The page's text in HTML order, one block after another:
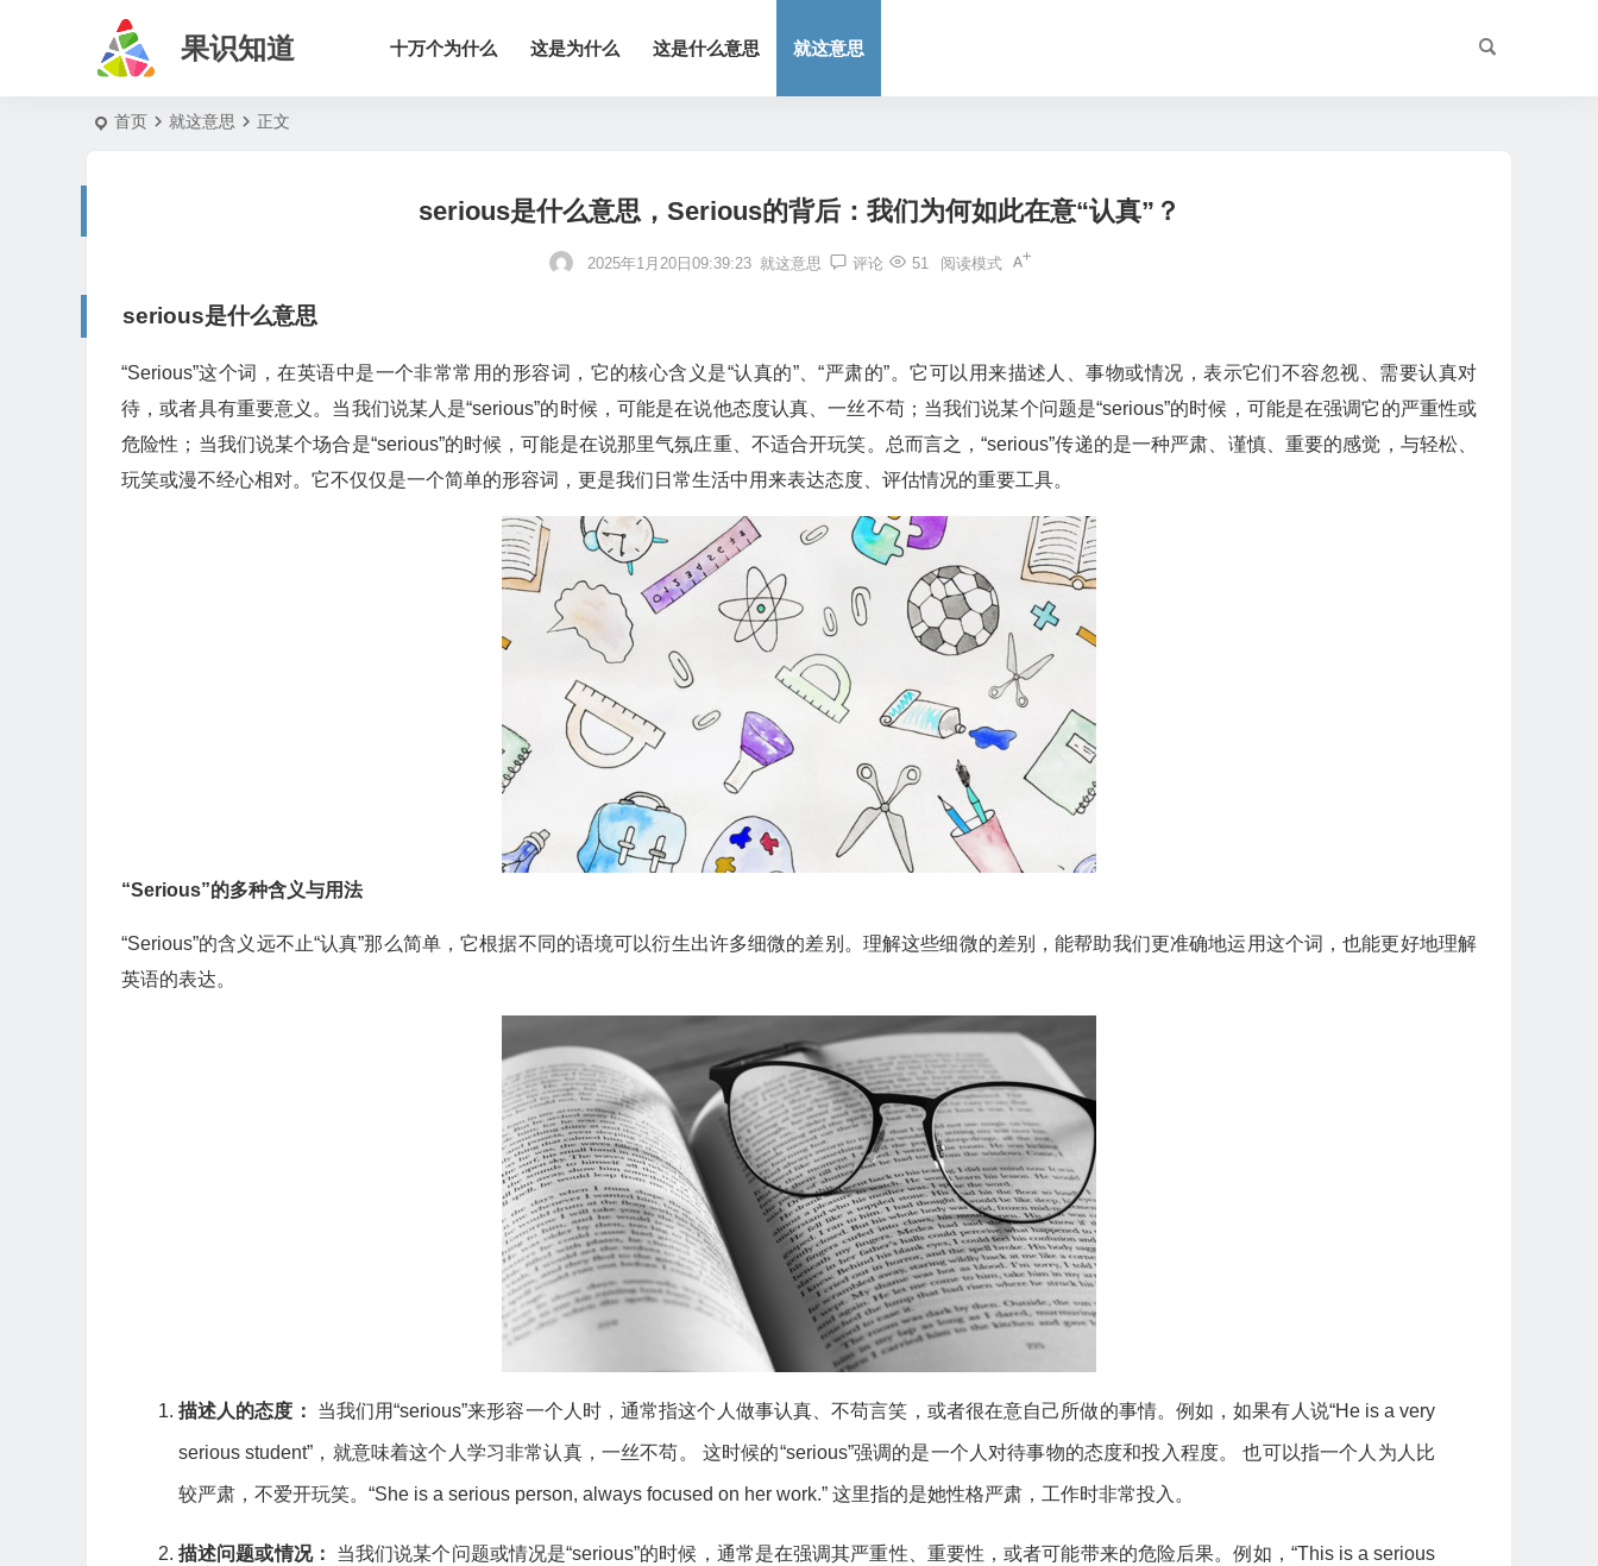
果识知道 十万个为什么 这是为什么 这是什么意思 就这意思
首页 就这意思 正文
serious是什么意思，Serious的背后：我们为何如此在意“认真”？
2025年1月20日09:39:23 就这意思 评论 51 阅读模式
serious是什么意思
“Serious”这个词，在英语中是一个非常常用的形容词，它的核心含义是“认真的”、“严肃的”。它可以用来描述人、事物或情况，表示它们不容忽视、需要认真对
待，或者具有重要意义。当我们说某人是“serious”的时候，可能是在说他态度认真、一丝不苟；当我们说某个问题是“serious”的时候，可能是在强调它的严重性或
危险性；当我们说某个场合是“serious”的时候，可能是在说那里气氛庄重、不适合开玩笑。总而言之，“serious”传递的是一种严肃、谨慎、重要的感觉，与轻松、
玩笑或漫不经心相对。它不仅仅是一个简单的形容词，更是我们日常生活中用来表达态度、评估情况的重要工具。
“Serious”的多种含义与用法
“Serious”的含义远不止“认真”那么简单，它根据不同的语境可以衍生出许多细微的差别。理解这些细微的差别，能帮助我们更准确地运用这个词，也能更好地理解
英语的表达。
描述人的态度： 当我们用“serious”来形容一个人时，通常指这个人做事认真、不苟言笑，或者很在意自己所做的事情。例如，如果有人说“He is a very
serious student”，就意味着这个人学习非常认真，一丝不苟。 这时候的“serious”强调的是一个人对待事物的态度和投入程度。 也可以指一个人为人比
较严肃，不爱开玩笑。“She is a serious person, always focused on her work.” 这里指的是她性格严肃，工作时非常投入。
描述问题或情况： 当我们说某个问题或情况是“serious”的时候，通常是在强调其严重性、重要性，或者可能带来的危险后果。例如，“This is a serious